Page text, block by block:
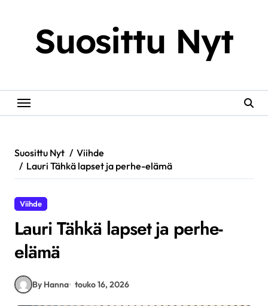
Suosittu Nyt
Suosittu Nyt
Viihde
Lauri Tähkä lapset ja perhe-elämä
Viihde
Lauri Tähkä lapset ja perhe-
elämä
By Hanna touko 16, 2026